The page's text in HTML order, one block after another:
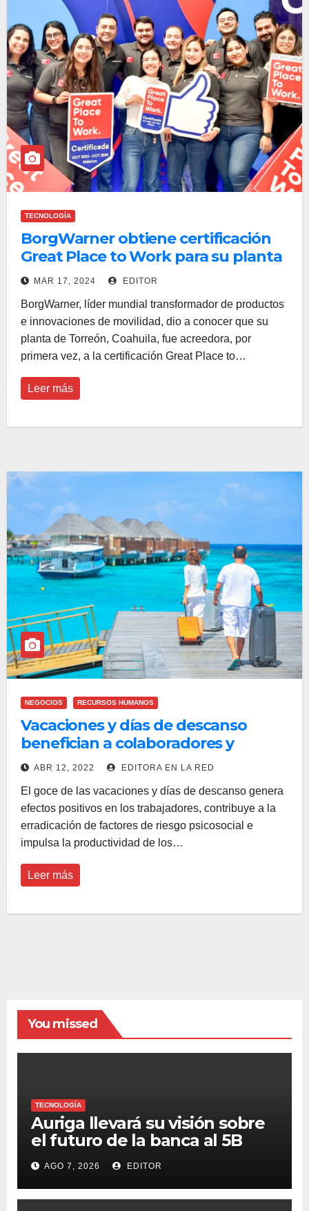
TECNOLOGÍA
BorgWarner obtiene certificación
Great Place to Work para su planta
de Torreón
MAR 17, 2024 EDITOR
BorgWarner, líder mundial transformador de productos
e innovaciones de movilidad, dio a conocer que su
planta de Torreón, Coahuila, fue acreedora, por
primera vez, a la certificación Great Place to…
Leer más
NEGOCIOS RECURSOS HUMANOS
Vacaciones y días de descanso
benefician a colaboradores y
empresas
ABR 12, 2022 EDITORA EN LA RED
El goce de las vacaciones y días de descanso genera
efectos positivos en los trabajadores, contribuye a la
erradicación de factores de riesgo psicosocial e
impulsa la productividad de los…
Leer más
You missed
TECNOLOGÍA
Auriga llevará su visión sobre
el futuro de la banca al 5B
Digital Summit 2026
AGO 7, 2026 EDITOR